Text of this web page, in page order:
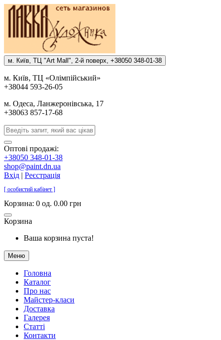
м. Киïв, ТЦ "Art Mall", 2-й поверх, +38050 348-01-38
м. Киïв, ТЦ «Олiмпiйський»
+38044 593-26-05
м. Одеса, Ланжеронiвська, 17
+38063 857-17-68
Оптові продажі:
+38050 348-01-38
shop@paint.dn.ua
Вхід | Реєстрація
[ особистий кабінет ]
Корзина: 0 од. 0.00 грн
Корзина
Ваша корзина пуста!
Меню
Головна
Каталог
Про нас
Майстер-класи
Доставка
Галерея
Статтi
Контакти